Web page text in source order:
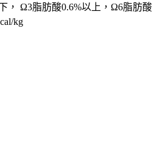
， Ω3脂肪酸0.6%以上，Ω6脂肪酸
kg